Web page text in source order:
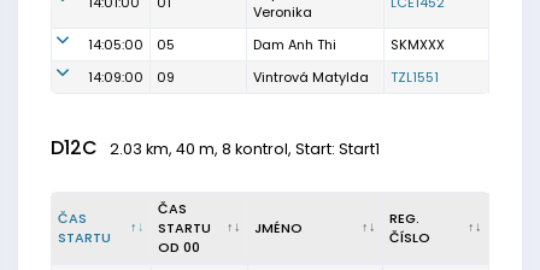
Veronika
14:05:00 05 Dam Anh Thi
SKMXXX
14:09:00
09 Vintrová Matylda TZL1551
D12C 2.03 km, 40 m, 8 kontrol, Start: Start1
ČAS
STARTU
ČAS
STARTU
OD 00
JMÉNO
REG.
ČÍSLO